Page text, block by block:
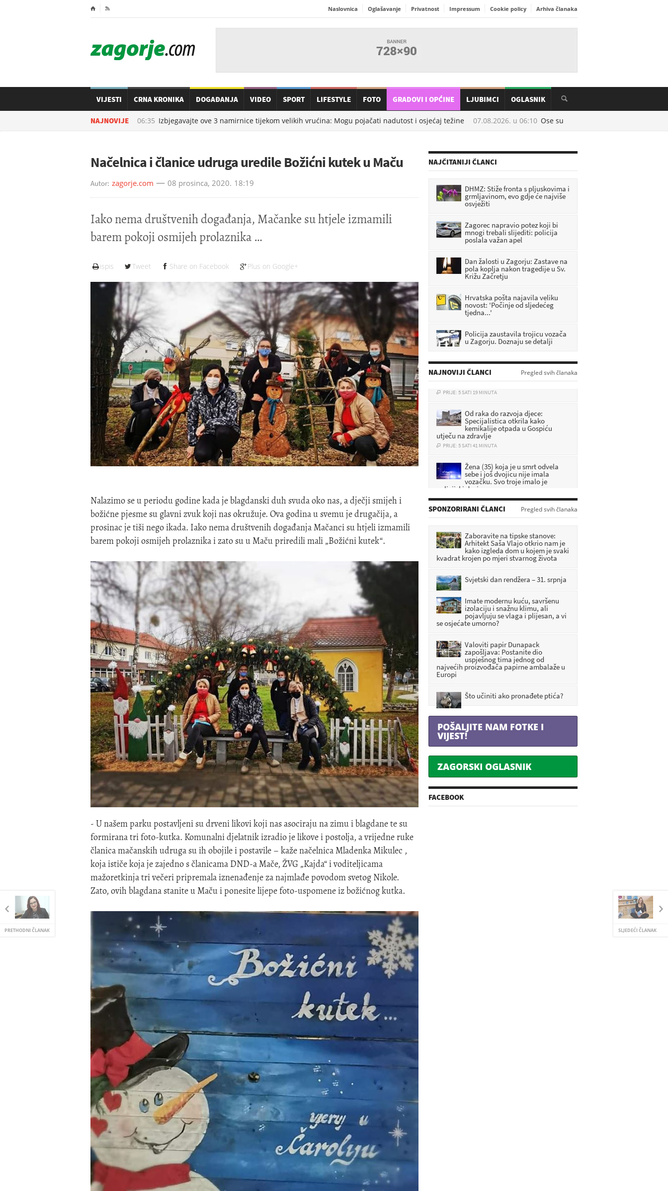
⌂  Naslovnica Oglašavanje Privatnost Impressum Cookie policy Arhiva članaka
VIJESTI CRNA KRONIKA DOGAĐANJA VIDEO SPORT LIFESTYLE FOTO GRADOVI I OPĆINE LJUBIMCI OGLASNIK
NAJNOVIJE
07.08.2026. u06:35 Izbjegavajte ove 3 namirnice tijekom velikih vrućina: Mogu pojačati nadutost i osjećaj težine 07.08.2026. u06:10 Ose su najaktivnije u kolovozu: Prirodni
PRETHODNI ČLANAK SLJEDEĆI ČLANAK
Načelnica i članice udruga uredile Božićni kutek u Maču
Autor: zagorje.com 08 prosinca, 2020. 18:19
Iako nema društvenih događanja, Mačanke su htjele izmamili
barem pokoji osmijeh prolaznika
ispis Tweet Share on Facebook Plus on Google+
Nalazimo se u periodu godine kada je blagdanski duh svuda oko nas, a dječji smijeh i
božićne pjesme su glavni zvuk koji nas okružuje. Ova godina u svemu je drugačija, a
prosinac je tiši nego ikada. Iako nema društvenih događanja Mačanci su htjeli izmamili
barem pokoji osmijeh prolaznika i zato su u Maču priredili mali „Božićni kutek“.
- U našem parku postavljeni su drveni likovi koji nas asociraju na zimu i blagdane te su
formirana tri foto-kutka. Komunalni djelatnik izradio je likove i postolja, a vrijedne ruke
članica mačanskih udruga su ih obojile i postavile – kaže načelnica Mladenka Mikulec ,
koja ističe koja je zajedno s članicama DND-a Mače, ŽVG „Kajda“ i voditeljicama
mažoretkinja tri večeri pripremala iznenađenje za najmlađe povodom svetog Nikole.
Zato, ovih blagdana stanite u Maču i ponesite lijepe foto-uspomene iz božićnog kutka.
NAJČITANIJI ČLANCI
DHMZ: Stiže fronta s pljuskovima i
grmljavinom, evo gdje će najviše
osvježiti
Zagorec napravio potez koji bi
mnogi trebali slijediti: policija
poslala važan apel
Dan žalosti u Zagorju: Zastave na
pola koplja nakon tragedije u Sv.
Križu Začretju
Hrvatska pošta najavila veliku
novost: 'Počinje od sljedećeg
tjedna...'
Policija zaustavila trojicu vozača
u Zagorju. Doznaju se detalji
NAJNOVIJI ČLANCI Pregled svih članaka
Od raka do razvoja djece:
kemikalije otpada u Gospiću
utječu na zdravlje
 PRIJE: 5 SATI 41 MINUTA
Žena (35) koja je u smrt odvela
vozačku. Svo troje imalo je
policijski dosje
 PRIJE: 6 SATI 2 MINUTA
DA SE NE ZABORAVI: U Pregradi
predstavljena knjiga o zagorskim
braniteljima
[FOTO] Umjetnost, priče i
tradicija obilježili vikend u
Radoboju
grmljavinom, evo gdje će najviše
osvježiti
PRIJE: 5 SATI 19 MINUTA
SPONZORIRANI ČLANCI Pregled svih članaka
Zaboravite na tipske stanove:
Arhitekt Saša Vlajo otkrio nam je
kako izgleda dom u kojem je svaki
kvadrat krojen po mjeri stvarnog života
Svjetski dan rendžera – 31. srpnja
Imate modernu kuću, savršenu
izolaciju i snažnu klimu, ali
pojavljuju se vlaga i plijesan, a vi
se osjećate umorno?
Valoviti papir Dunapack
zapošljava: Postanite dio
uspješnog tima jednog od
najvećih proizvođača papirne ambalaže u
Europi
Što učiniti ako pronađete ptića?
POŠALJITE NAM FOTKE I
VIJEST!
ZAGORSKI OGLASNIK
FACEBOOK